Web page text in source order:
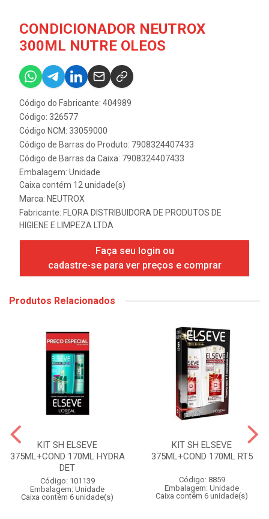
CONDICIONADOR NEUTROX
300ML NUTRE OLEOS
Código do Fabricante: 404989
Código: 326577
Código NCM: 33059000
Código de Barras do Produto: 7908324407433
Código de Barras da Caixa: 7908324407433
Embalagem: Unidade
Caixa contém 12 unidade(s)
Marca: NEUTROX
Fabricante: FLORA DISTRIBUIDORA DE PRODUTOS DE
HIGIENE E LIMPEZA LTDA
Faça seu login ou
cadastre-se para ver preços e comprar
Produtos Relacionados
KIT SH ELSEVE
375ML+COND 170ML HYDRA
DET
Código: 101139
Embalagem: Unidade
Caixa contém 6 unidade(s)
KIT SH ELSEVE
375ML+COND 170ML RT5
Código: 8859
Embalagem: Unidade
Caixa contém 6 unidade(s)